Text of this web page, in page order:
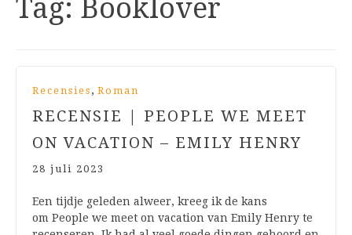
Tag: Booklover
Recensies , Roman
RECENSIE | PEOPLE WE MEET
ON VACATION – EMILY HENRY
28 juli 2023
Een tijdje geleden alweer, kreeg ik de kans
om People we meet on vacation van Emily Henry te